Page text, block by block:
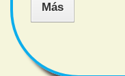
Más